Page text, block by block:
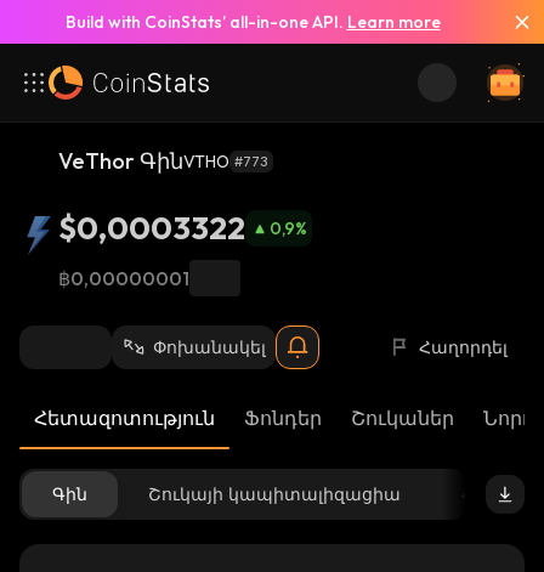
Build with CoinStats’ all-in-one API. Learn more
VeThor ԳինVTHO #773
$0,0003322 0,9%
฿0,00000001
Փոխանակել Հաղորդել
Հետազոտություն Ֆոնդեր Շուկաներ
Գին Շուկայի կապիտալիզացիա